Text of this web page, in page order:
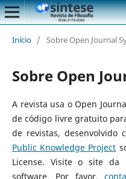
Início / Sobre Open Journal
Sobre Open
A revista usa o Open
de código livre gratuito
de revistas, desenvolvido
Public Knowledge Project
License. Visite o site da
software. Por favor,